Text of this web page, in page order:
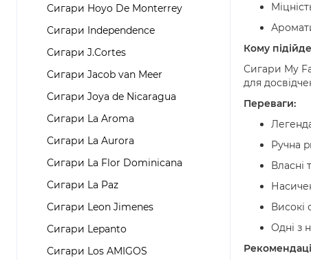
Сигари Hoyo De Monterrey
Сигари Independence
Сигари J.Cortes
Сигари Jacob van Meer
Сигари Joya de Nicaragua
Сигари La Aroma
Сигари La Aurora
Сигари La Flor Dominicana
Сигари La Paz
Сигари Leon Jimenes
Сигари Lepanto
Сигари Los AMIGOS
Кому
Сигари My
для
Переваги:
Ручна
Власні
Високі
Одні з